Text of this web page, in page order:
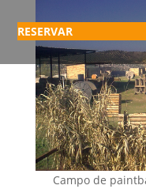
RESERVAR
Campo de